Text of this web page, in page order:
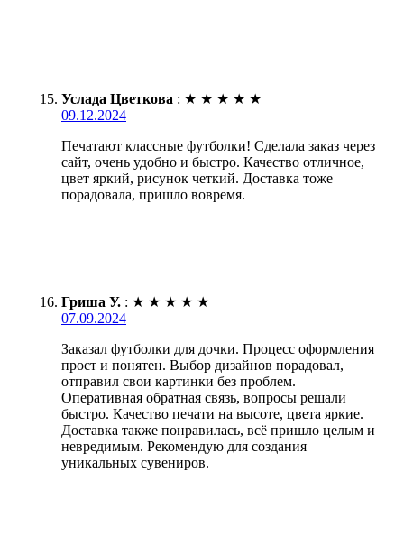
Услада Цветкова : ★ ★ ★ ★ ★
09.12.2024
Печатают классные футболки! Сделала заказ через
сайт, очень удобно и быстро. Качество отличное,
цвет яркий, рисунок четкий. Доставка тоже
порадовала, пришло вовремя.
Гриша У. : ★ ★ ★ ★ ★
07.09.2024
Заказал футболки для дочки. Процесс оформления
прост и понятен. Выбор дизайнов порадовал,
отправил свои картинки без проблем.
Оперативная обратная связь, вопросы решали
быстро. Качество печати на высоте, цвета яркие.
Доставка также понравилась, всё пришло целым и
невредимым. Рекомендую для создания
уникальных сувениров.